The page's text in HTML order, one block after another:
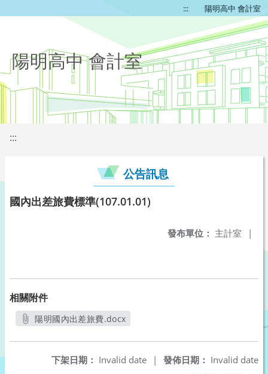
::: 陽明高中 會計室
陽明高中 會計室
:::
公告訊息
國內出差旅費標準(107.01.01)
發布單位： 主計室 |
相關附件
陽明國內出差旅費.docx
發佈日期： Invalid date
下架日期： Invalid date
|